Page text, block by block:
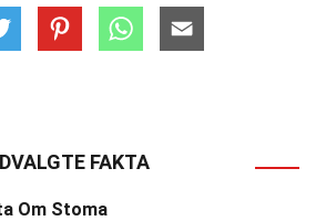
FAKTA
Om Stoma